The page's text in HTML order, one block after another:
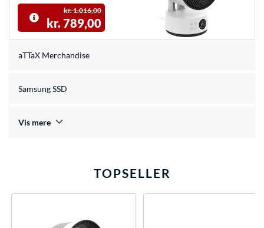
kr. 1.016,00
kr. 789,00
aTTaX Merchandise
Samsung SSD
Vis mere
TOPSELLER